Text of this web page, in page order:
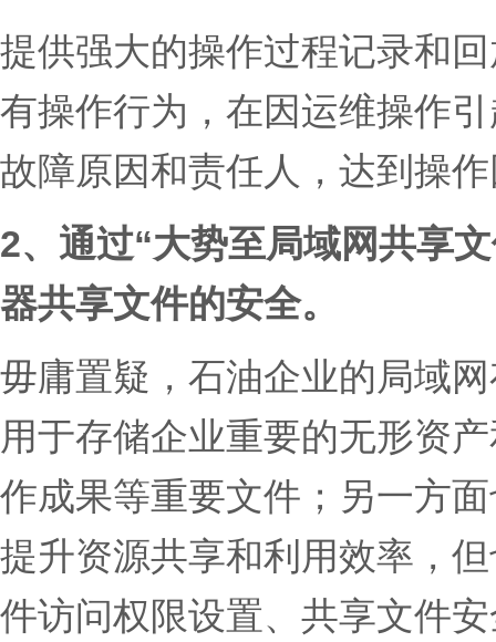
提供强大的操作过程记录和
有操作行为，在因运维操作
故障原因和责任人，达到操
2、 通过“大势至局域网共享
器共享文件的安全。
毋庸置疑，石油企业的局域
用于存储企业重要的无形资
作成果等重要文件；另一方
提升资源共享和利用效率，
件访问权限设置、共享文件